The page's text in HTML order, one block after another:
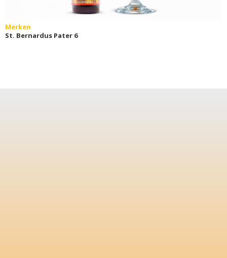
Merken
St. Bernardus Pater 6